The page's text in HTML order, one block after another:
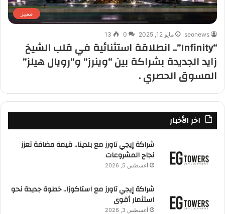
مميز
seonews مايو 12, 2025 0
13
“Infinity”.. انطلاقة استثنائية في قلب الشيخ
زايد الجديدة بشراكة بين “وينرز” و”رويال هيلز”
المسوق الحصري .
اخر الأخبار
شراكة إيجي تاورز مع بلدينا.. قيمة مضافة تعزز
نجاح المشروعات
أغسطس 5, 2026
شراكة إيجي تاورز مع استاكوزا.. خطوة جديدة نحو
استثمار أقوى
أغسطس 3, 2026